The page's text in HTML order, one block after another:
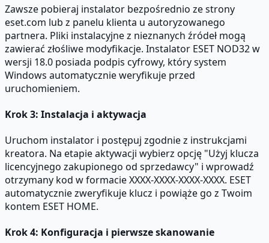
Zawsze pobieraj instalator bezpośrednio ze strony
eset.com lub z panelu klienta u autoryzowanego
partnera. Pliki instalacyjne z nieznanych źródeł mogą
zawierać złośliwe modyfikacje. Instalator ESET NOD32 w
wersji 18.0 posiada podpis cyfrowy, który system
Windows automatycznie weryfikuje przed
uruchomieniem.
Krok 3: Instalacja i aktywacja
Uruchom instalator i postępuj zgodnie z instrukcjami
kreatora. Na etapie aktywacji wybierz opcję "Użyj klucza
licencyjnego zakupionego od sprzedawcy" i wprowadź
otrzymany kod w formacie XXXX-XXXX-XXXX-XXXX. ESET
automatycznie zweryfikuje klucz i powiąże go z Twoim
kontem ESET HOME.
Krok 4: Konfiguracja i pierwsze skanowanie